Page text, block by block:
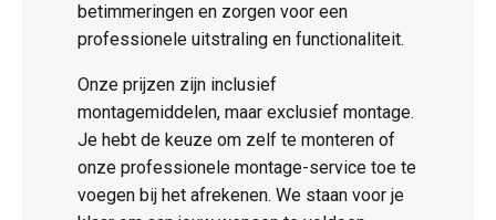
betimmeringen en zorgen voor een
professionele uitstraling en functionaliteit.
Onze prijzen zijn inclusief
montagemiddelen, maar exclusief montage.
Je hebt de keuze om zelf te monteren of
onze professionele montage-service toe te
voegen bij het afrekenen. We staan voor je